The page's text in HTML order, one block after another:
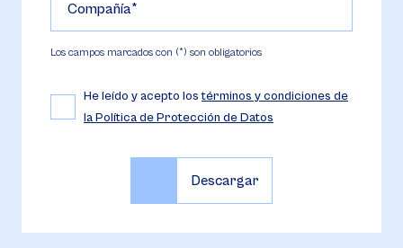
Compañía
Los campos marcados con (*) son obligatorios
He leído y acepto lostérminos y condiciones de
la Política de Protección de Datos